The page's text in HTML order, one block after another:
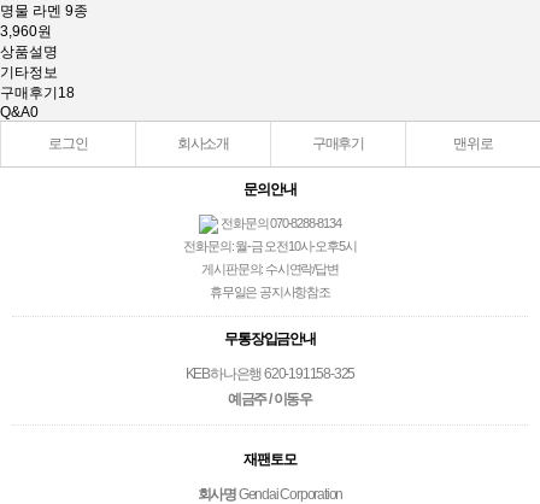
명물 라멘 9종
3,960원
상품설명
기타정보
구매후기18
Q&A0
로그인
회사소개 구매후기 맨위로
문의안내
전화문의 070-8288-8134
전화문의: 월-금 오전10시-오후5시
게시판문의: 수시연락/답변
휴무일은 공지사항참조
무통장입금안내
KEB하나은행 620-191158-325
예금주 / 이동우
재팬토모
회사명Gendai Corporation